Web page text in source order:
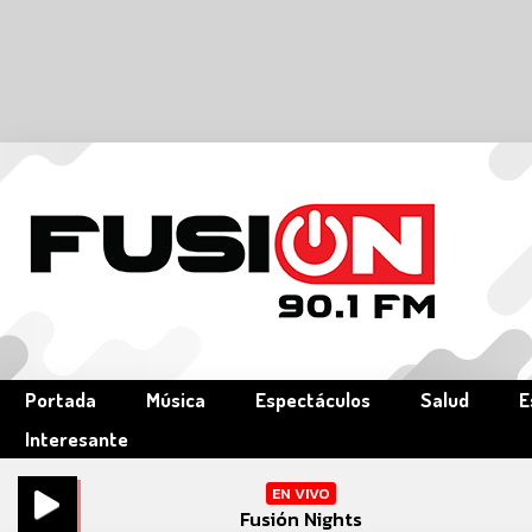
Portada Música Espectáculos Salud
Interesante
EN VIVO
Fusión Nights